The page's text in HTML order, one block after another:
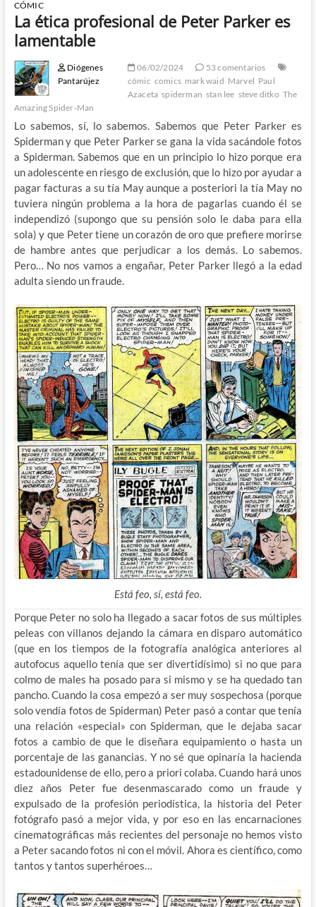
CÓMIC
La ética profesional de Peter Parker es
lamentable
Diógenes
Pantarújez
06/02/2024
53 comentarios
cómic comics mark waid Marvel Paul
Azaceta spiderman stan lee steve ditko The
Amazing Spider-Man
Lo sabemos, sí, lo sabemos. Sabemos que Peter Parker es
Spiderman y que Peter Parker se gana la vida sacándole fotos
a Spiderman. Sabemos que en un principio lo hizo porque era
un adolescente en riesgo de exclusión, que lo hizo por ayudar a
pagar facturas a su tía May aunque a posteriori la tía May no
tuviera ningún problema a la hora de pagarlas cuando él se
independizó (supongo que su pensión solo le daba para ella
sola) y que Peter tiene un corazón de oro que prefiere morirse
de hambre antes que perjudicar a los demás. Lo sabemos.
Pero… No nos vamos a engañar, Peter Parker llegó a la edad
adulta siendo un fraude.
Está feo, sí, está feo.
Porque Peter no solo ha llegado a sacar fotos de sus múltiples
peleas con villanos dejando la cámara en disparo automático
(que en los tiempos de la fotografía analógica anteriores al
autofocus aquello tenía que ser divertidísimo) si no que para
colmo de males ha posado para si mismo y se ha quedado tan
pancho. Cuando la cosa empezó a ser muy sospechosa (porque
solo vendía fotos de Spiderman) Peter pasó a contar que tenía
una relación «especial» con Spiderman, que le dejaba sacar
fotos a cambio de que le diseñara equipamiento o hasta un
porcentaje de las ganancias. Y no sé que opinaría la hacienda
estadounidense de ello, pero a priori colaba. Cuando hará unos
diez años Peter fue desenmascarado como un fraude y
expulsado de la profesión periodística, la historia del Peter
fotógrafo pasó a mejor vida, y por eso en las encarnaciones
cinematográficas más recientes del personaje no hemos visto
a Peter sacando fotos ni con el móvil. Ahora es científico, como
tantos y tantos superhéroes…